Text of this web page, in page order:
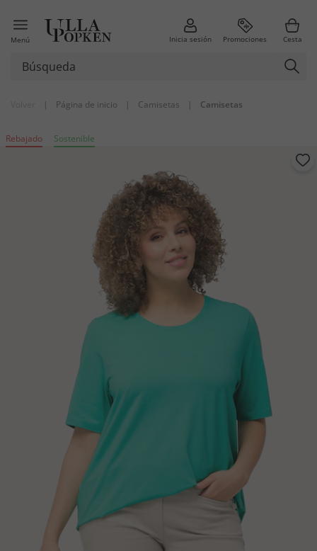
Menú Inicia sesión Promociones Cesta
| Página de inicio | Camisetas | Camisetas
Rebajado Sostenible